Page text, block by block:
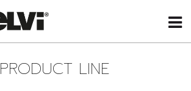
PRODUCT LINE